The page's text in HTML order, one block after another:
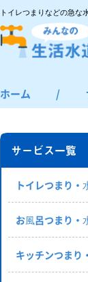
トイレつまりなどの急な
ホーム /
ト
お
キ
洗
サービス一覧
トイレつまり・
お⾵呂つまり・
キッチンつまり